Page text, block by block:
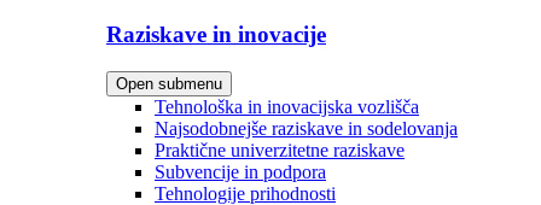
Raziskave in inovacije
Open submenu
Tehnološka in inovacijska vozlišča
Najsodobnejše raziskave in sodelovanja
Praktične univerzitetne raziskave
Subvencije in podpora
Tehnologije prihodnosti